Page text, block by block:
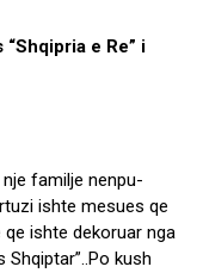
e Re” i
familje nenpu-
ishte mesues qe
ishte dekoruar nga
Shqiptar”..Po kush